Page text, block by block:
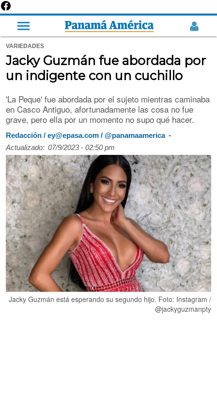
VARIEDADES
Jacky Guzmán fue abordada por
un indigente con un cuchillo
'La Peque' fue abordada por el sujeto mientras caminaba
en Casco Antiguo, afortunadamente las cosa no fue
grave, pero ella por un momento no supo qué hacer.
Redacción / ey@epasa.com / @panamaamerica -
Actualizado: 07/9/2023 - 02:50 pm
Jacky Guzmán está esperando su segundo hijo. Foto: Instagram /
@jackyguzmanpty